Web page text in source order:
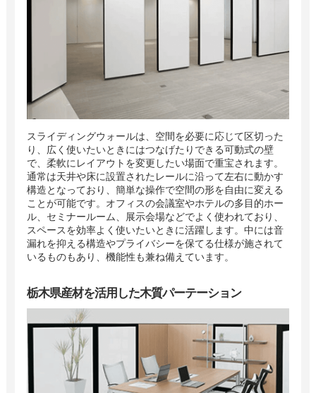
スライディングウォールは、空間を必要に応じて区切った
り、広く使いたいときにはつなげたりできる可動式の壁
で、柔軟にレイアウトを変更したい場面で重宝されます。
通常は天井や床に設置されたレールに沿って左右に動かす
構造となっており、簡単な操作で空間の形を自由に変える
ことが可能です。オフィスの会議室やホテルの多目的ホー
ル、セミナールーム、展示会場などでよく使われており、
スペースを効率よく使いたいときに活躍します。中には音
漏れを抑える構造やプライバシーを保てる仕様が施されて
いるものもあり、機能性も兼ね備えています。
栃木県産材を活用した木質パーテーション